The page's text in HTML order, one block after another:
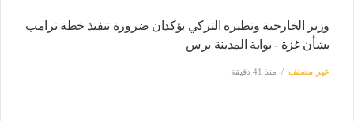
وزير الخارجية ونظيره التركي يؤكدان ضرورة تنفيذ خطة ترامب
بشأن غزة - بوابة المدينة برس
غير مصنف منذ 41 دقيقة